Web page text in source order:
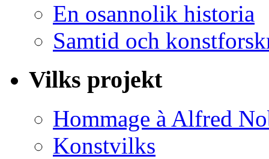
En osannolik historia
Samtid och
Vilks projekt
Hommage à Alfred
Konstvilks